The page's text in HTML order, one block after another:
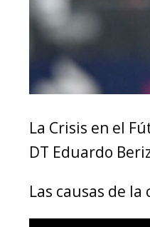
La Crisis en el
DT Eduardo
Las causas de